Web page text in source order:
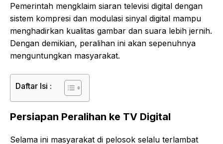
Pemerintah mengklaim siaran televisi digital dengan
sistem kompresi dan modulasi sinyal digital mampu
menghadirkan kualitas gambar dan suara lebih jernih.
Dengan demikian, peralihan ini akan sepenuhnya
menguntungkan masyarakat.
Daftar Isi :
Persiapan Peralihan ke TV Digital
Selama ini masyarakat di pelosok selalu terlambat